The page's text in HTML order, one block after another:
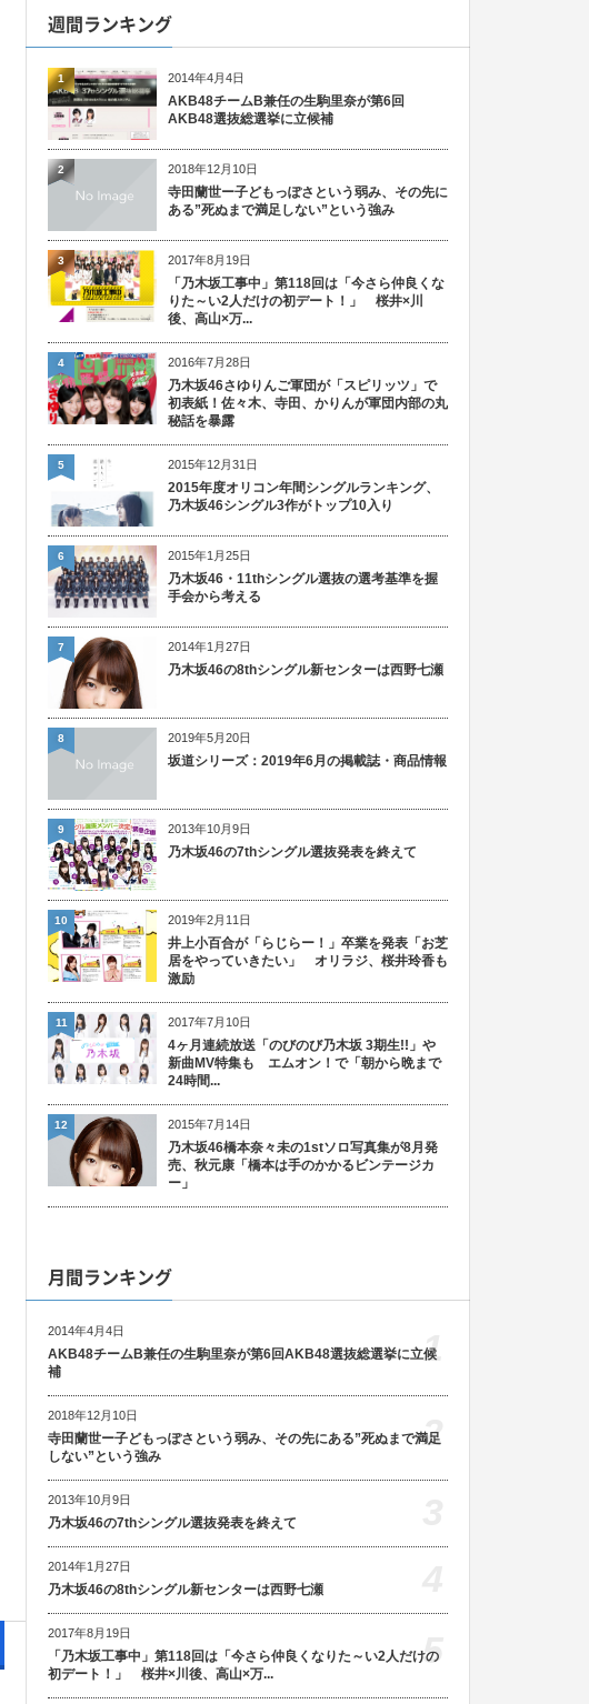
週間ランキング
2014年4月4日
AKB48チームB兼任の生駒里奈が第6回
AKB48選抜総選挙に立候補
1
2018年12月10日
寺田蘭世ー子どもっぽさという弱み、その先に
ある”死ぬまで満足しない”という強み
2
2017年8月19日
「乃木坂工事中」第118回は「今さら仲良くな
りた～い2人だけの初デート！」 桜井×川
後、高山×万...
3
2016年7月28日
乃木坂46さゆりんご軍団が「スピリッツ」で
初表紙！佐々木、寺田、かりんが軍団内部の丸
秘話を暴露
4
2015年12月31日
2015年度オリコン年間シングルランキング、
乃木坂46シングル3作がトップ10入り
5
2015年1月25日
乃木坂46・11thシングル選抜の選考基準を握
手会から考える
6
2014年1月27日
乃木坂46の8thシングル新センターは西野七瀬
7
2019年5月20日
坂道シリーズ：2019年6月の掲載誌・商品情報
8
2013年10月9日
乃木坂46の7thシングル選抜発表を終えて
9
2019年2月11日
井上小百合が「らじらー！」卒業を発表「お芝
居をやっていきたい」 オリラジ、桜井玲香も
激励
10
2017年7月10日
4ヶ月連続放送「のびのび乃木坂 3期生!!」や
新曲MV特集も エムオン！で「朝から晩まで
24時間...
11
2015年7月14日
乃木坂46橋本奈々未の1stソロ写真集が8月発
売、秋元康「橋本は手のかかるビンテージカ
ー」
12
月間ランキング
2014年4月4日
AKB48チームB兼任の生駒里奈が第6回AKB48選抜総選挙に立候
補
1
2018年12月10日
寺田蘭世ー子どもっぽさという弱み、その先にある”死ぬまで満足
しない”という強み
2
2013年10月9日
乃木坂46の7thシングル選抜発表を終えて
2014年1月27日
乃木坂46の8thシングル新センターは西野七瀬
2017年8月19日
「乃木坂工事中」第118回は「今さら仲良くなりた～い2人だけの
初デート！」 桜井×川後、高山×万...
5